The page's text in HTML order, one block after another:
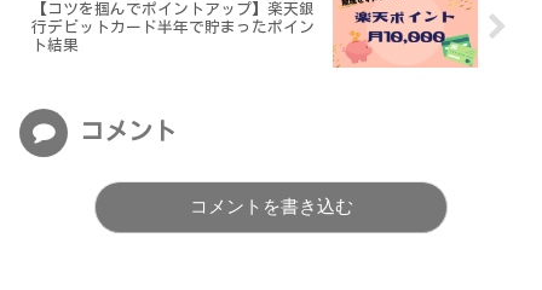
【コツを掴んでポイントアップ】楽天銀
行デビットカード半年で貯まったポイン
ト結果
コメント
コメントを書き込む